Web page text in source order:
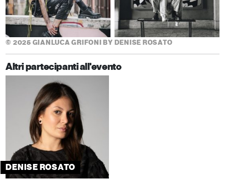
© 2025 GIANLUCA GRIFONI BY DENISE ROSATO
Altri partecipanti all'evento
DENISE ROSATO